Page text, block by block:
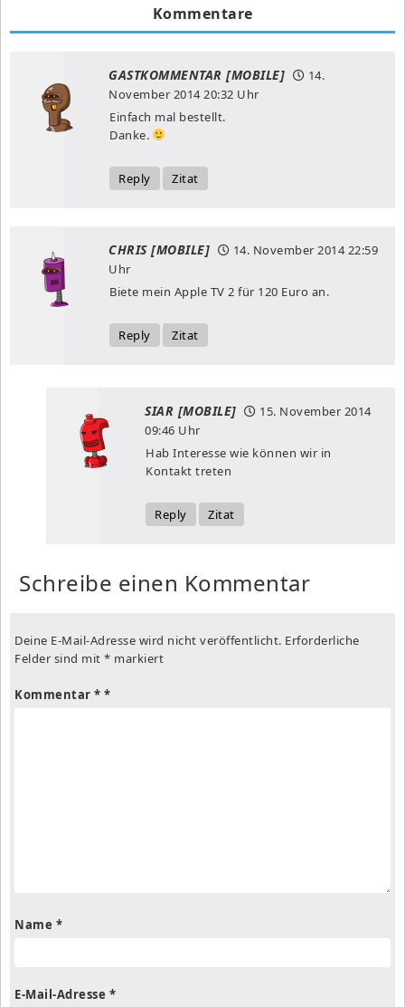
Kommentare
GASTKOMMENTAR [MOBILE]
14.
November 201420:32 Uhr
Einfach mal bestellt.
Danke.
Reply Zitat
CHRIS [MOBILE] 14. November 201422:59
Uhr
Biete mein Apple TV 2 für 120 Euro an.
Reply Zitat
SIAR [MOBILE]
15. November 2014
09:46 Uhr
Hab Interesse wie können wir in
Kontakt treten
Reply Zitat
Schreibe einen Kommentar
Deine E-Mail-Adresse wird nicht veröffentlicht. Erforderliche
Felder sind mit * markiert
Kommentar *
Name *
E-Mail-Adresse *